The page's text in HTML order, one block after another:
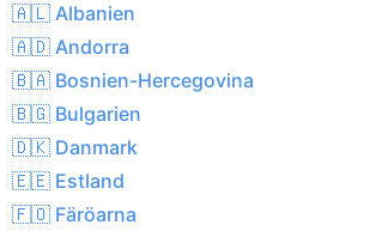
🇦🇱 Albanien
🇦🇩 Andorra
🇧🇦 Bosnien-Hercegovina
🇧🇬 Bulgarien
🇩🇰 Danmark
🇪🇪 Estland
🇫🇴 Färöarna